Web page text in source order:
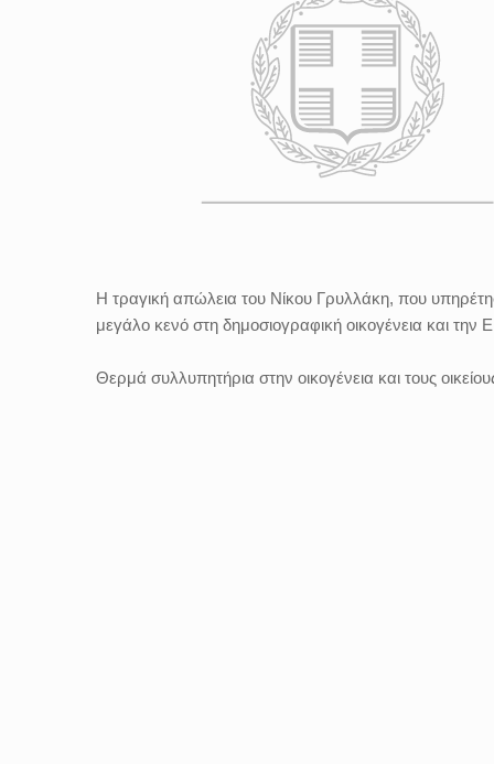
Η τραγική απώλεια του Νίκου Γρυλλάκη, που
μεγάλο κενό στη δημοσιογραφική οικογένεια και
Θερμά συλλυπητήρια στην οικογένεια και τους